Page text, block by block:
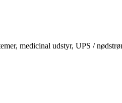
medicinal udstyr, UPS /